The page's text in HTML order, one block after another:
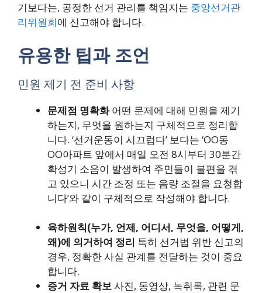
기보다는, 공정한 선거 관리를 책임지는 중앙선거관
리위원회에 신고해야 합니다.
유용한 팁과 조언
민원 제기 전 준비 사항
문제점 명확화어떤 문제에 대해 민원을 제기
하는지, 무엇을 원하는지 구체적으로 정리합
니다. ‘선거운동이 시끄럽다’ 보다는 ‘OO동
OO아파트 앞에서 매일 오전 8시부터 30분간
확성기 소음이 발생하여 주민들이 불편을 겪
고 있으니 시간 조정 또는 음량 조절을 요청합
니다’와 같이 구체적으로 작성해야 합니다.
육하원칙(누가, 언제, 어디서, 무엇을, 어떻게,
왜)에 의거하여 정리 특히 선거법 위반 신고의
경우, 정확한 사실 관계를 전달하는 것이 중요
합니다.
증거 자료 확보사진, 동영상, 녹취록, 관련 문